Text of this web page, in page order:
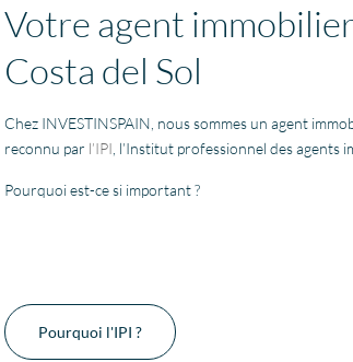
Votre agent
Costa del Sol
Chez INVESTINSPAIN, nous sommes un agent
reconnu par l’IPI , l’Institut professionnel des agents
Pourquoi est-ce si important ?
Pourquoi l'IPI ?